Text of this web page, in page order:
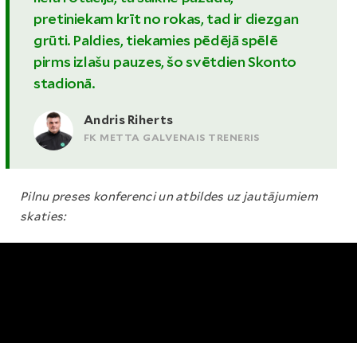
pretiniekam krīt no rokas, tad ir diezgan
grūti. Paldies, tiekamies pēdējā spēlē
pirms izlašu pauzes, šo svētdien Skonto
stadionā.
Andris Riherts
FK METTA GALVENAIS TRENERIS
Pilnu preses konferenci un atbildes uz jautājumiem
skaties: